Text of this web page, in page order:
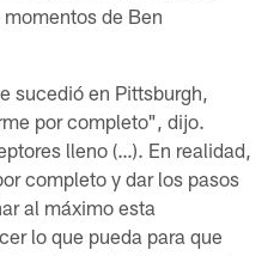
de Ben
sucedió en Pittsburgh,
por completo", dijo.
lleno (…). En realidad,
completo y dar los pasos
al máximo esta
lo que pueda para que